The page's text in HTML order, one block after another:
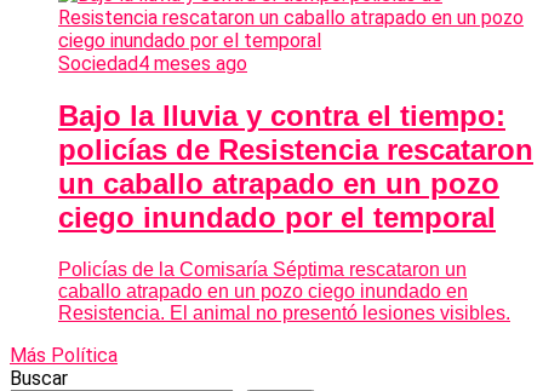
Sociedad4 meses ago
Bajo la lluvia y contra el tiempo:
policías de Resistencia rescataron
un caballo atrapado en un pozo
ciego inundado por el temporal
Policías de la Comisaría Séptima rescataron un
caballo atrapado en un pozo ciego inundado en
Resistencia. El animal no presentó lesiones visibles.
Más Política
Buscar